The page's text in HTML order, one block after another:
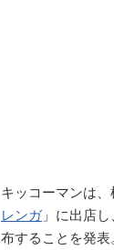
キッコーマンは
レンガ 」に出店
布することを発表